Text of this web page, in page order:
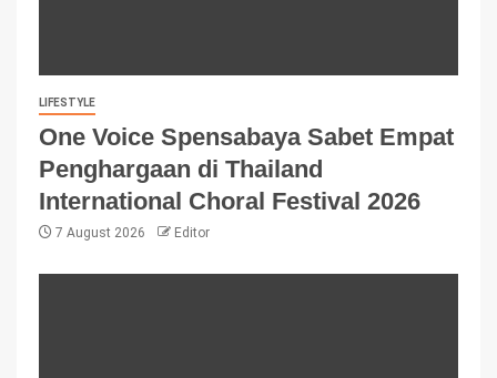
LIFESTYLE
One Voice Spensabaya Sabet Empat
Penghargaan di Thailand
International Choral Festival 2026
7 August 2026 Editor